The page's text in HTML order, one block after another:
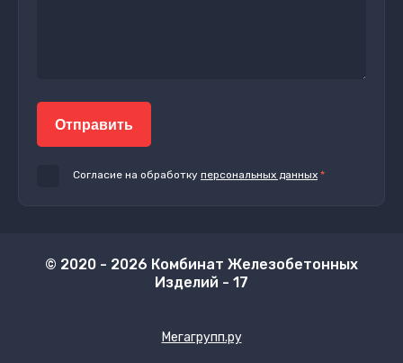
Согласие на обработку персональных данных *
Отправить
© 2020 - 2026 Комбинат Железобетонных
Изделий - 17
Мегагрупп.ру